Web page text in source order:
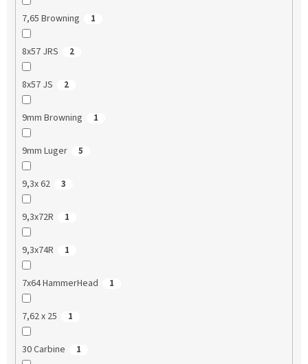
7,65 Browning 1
8x57 JRS 2
8x57 JS 2
9mm Browning 1
9mm Luger 5
9,3x 62 3
9,3x72R 1
9,3x74R 1
7x64 HammerHead 1
7,62 x 25 1
30 Carbine 1